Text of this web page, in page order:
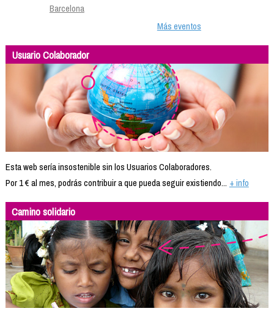
Barcelona
Más eventos
Usuario Colaborador
Esta web sería insostenible sin los Usuarios Colaboradores.
Por 1 € al mes, podrás contribuir a que pueda seguir existiendo... + info
Camino solidario